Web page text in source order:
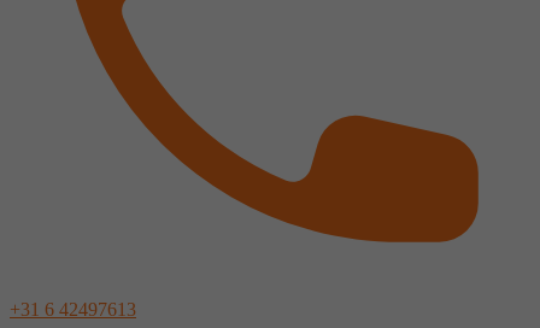
+31 6 42497613